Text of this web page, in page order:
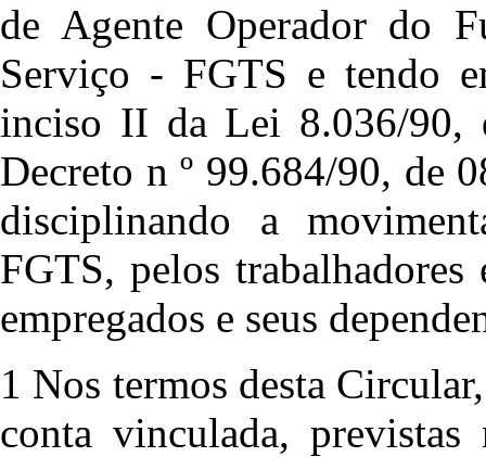
de Agente Operador do
Serviço - FGTS e tendo
inciso II da Lei 8.036/90,
Decreto n º 99.684/90, de
disciplinando a
FGTS, pelos trabalhadores
empregados e seus
1 Nos termos desta
conta vinculada,